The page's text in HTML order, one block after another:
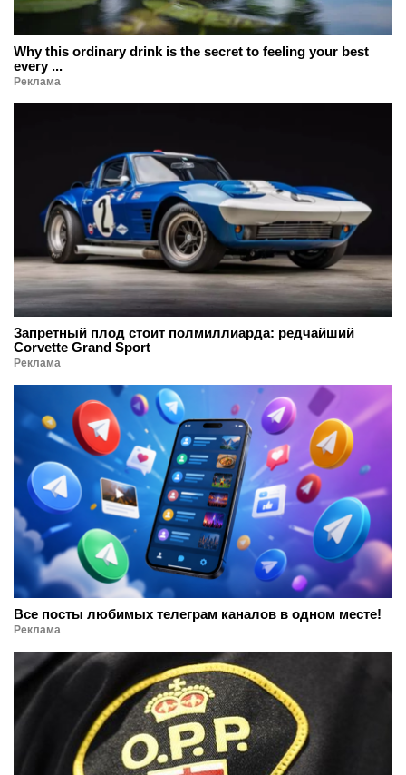
Why this ordinary drink is the secret to feeling your best
every ...
Реклама
Запретный плод стоит полмиллиарда: редчайший
Corvette Grand Sport
Реклама
Все посты любимых телеграм каналов в одном месте!
Реклама